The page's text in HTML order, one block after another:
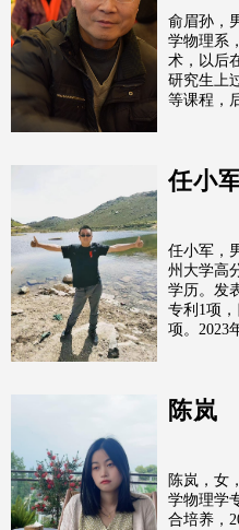
俞眉孙，
学物理系
术，以后
研究生上
等课程，
任小
任小军，
州大学高
学历。发
专利1项
项。2023
陈岚
陈岚，女
学物理学
合培养，